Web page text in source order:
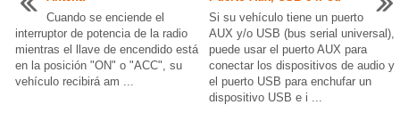
Cuando se enciende el
interruptor de potencia de la radio
mientras el llave de encendido está
en la posición "ON" o "ACC", su
vehículo recibirá am ...
Si su vehículo tiene un puerto
AUX y/o USB (bus serial universal),
puede usar el puerto AUX para
conectar los dispositivos de audio y
el puerto USB para enchufar un
dispositivo USB e i ...